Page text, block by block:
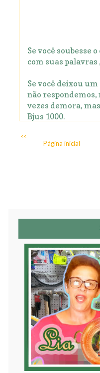
Se você soubesse
com suas
Se você deixou
não respondemos,
vezes demora,
Bjus 1000.
<<
Página inicial